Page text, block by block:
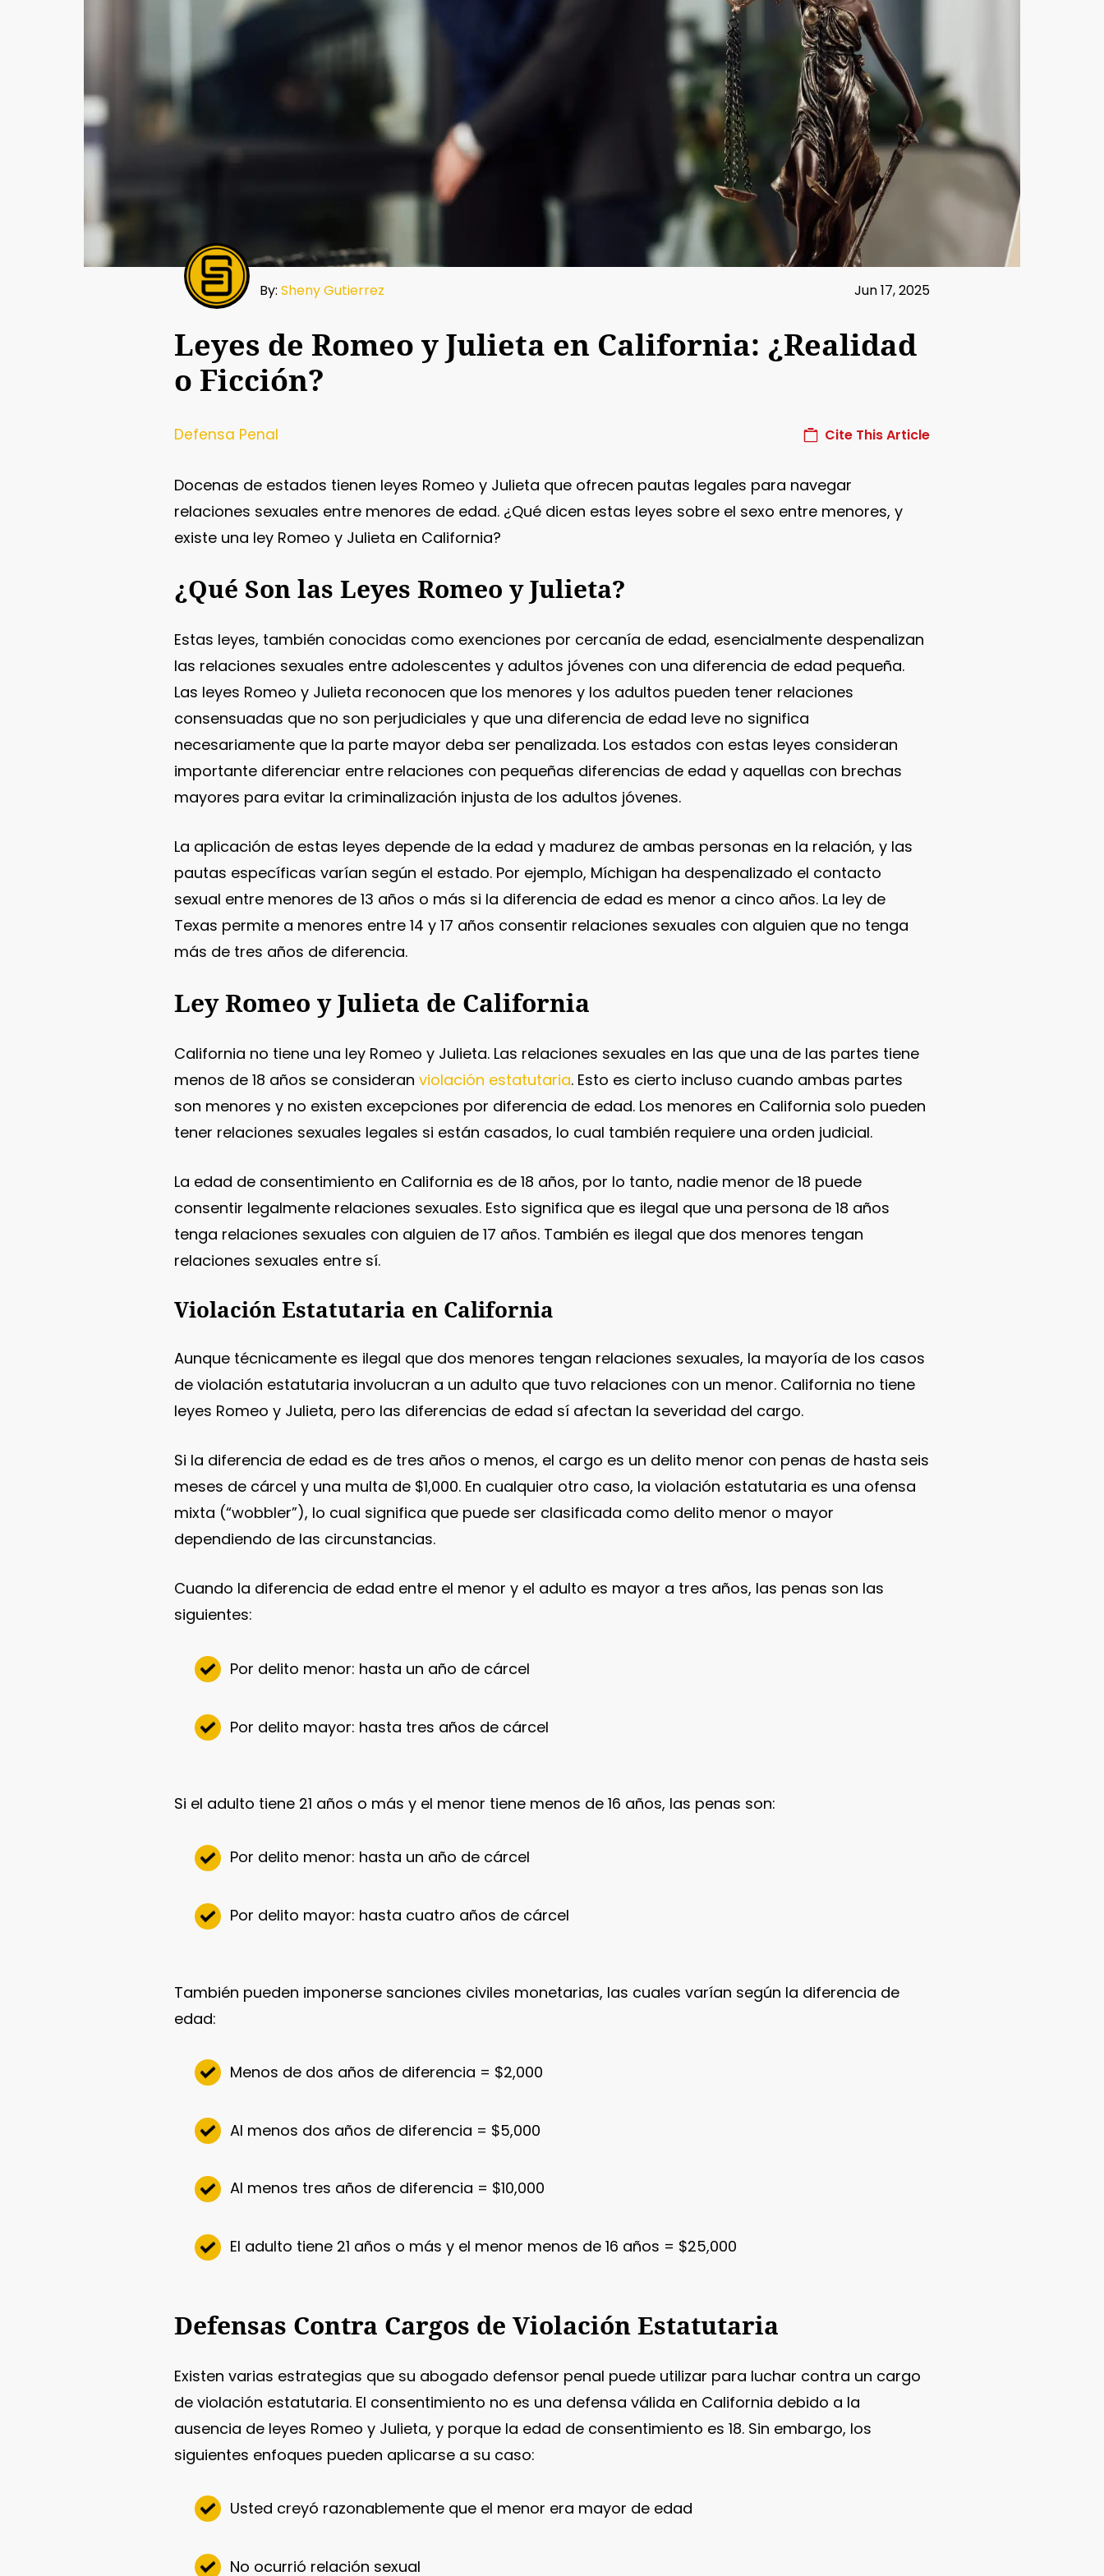
By: Sheny Gutierrez Jun 17, 2025
Leyes de Romeo y Julieta en California: ¿Realidad
o Ficción?
Defensa Penal Cite This Article
Docenas de estados tienen leyes Romeo y Julieta que ofrecen pautas legales para navegar
relaciones sexuales entre menores de edad. ¿Qué dicen estas leyes sobre el sexo entre menores, y
existe una ley Romeo y Julieta en California?
¿Qué Son las Leyes Romeo y Julieta?
Estas leyes, también conocidas como exenciones por cercanía de edad, esencialmente despenalizan
las relaciones sexuales entre adolescentes y adultos jóvenes con una diferencia de edad pequeña.
Las leyes Romeo y Julieta reconocen que los menores y los adultos pueden tener relaciones
consensuadas que no son perjudiciales y que una diferencia de edad leve no significa
necesariamente que la parte mayor deba ser penalizada. Los estados con estas leyes consideran
importante diferenciar entre relaciones con pequeñas diferencias de edad y aquellas con brechas
mayores para evitar la criminalización injusta de los adultos jóvenes.
La aplicación de estas leyes depende de la edad y madurez de ambas personas en la relación, y las
pautas específicas varían según el estado. Por ejemplo, Míchigan ha despenalizado el contacto
sexual entre menores de 13 años o más si la diferencia de edad es menor a cinco años. La ley de
Texas permite a menores entre 14 y 17 años consentir relaciones sexuales con alguien que no tenga
más de tres años de diferencia.
Ley Romeo y Julieta de California
California no tiene una ley Romeo y Julieta. Las relaciones sexuales en las que una de las partes tiene
menos de 18 años se consideran violación estatutaria. Esto es cierto incluso cuando ambas partes
son menores y no existen excepciones por diferencia de edad. Los menores en California solo pueden
tener relaciones sexuales legales si están casados, lo cual también requiere una orden judicial.
La edad de consentimiento en California es de 18 años, por lo tanto, nadie menor de 18 puede
consentir legalmente relaciones sexuales. Esto significa que es ilegal que una persona de 18 años
tenga relaciones sexuales con alguien de 17 años. También es ilegal que dos menores tengan
relaciones sexuales entre sí.
Violación Estatutaria en California
Aunque técnicamente es ilegal que dos menores tengan relaciones sexuales, la mayoría de los casos
de violación estatutaria involucran a un adulto que tuvo relaciones con un menor. California no tiene
leyes Romeo y Julieta, pero las diferencias de edad sí afectan la severidad del cargo.
Si la diferencia de edad es de tres años o menos, el cargo es un delito menor con penas de hasta seis
meses de cárcel y una multa de $1,000. En cualquier otro caso, la violación estatutaria es una ofensa
mixta (“wobbler”), lo cual significa que puede ser clasificada como delito menor o mayor
dependiendo de las circunstancias.
Cuando la diferencia de edad entre el menor y el adulto es mayor a tres años, las penas son las
siguientes:
Por delito menor: hasta un año de cárcel
Por delito mayor: hasta tres años de cárcel
Si el adulto tiene 21 años o más y el menor tiene menos de 16 años, las penas son:
Por delito menor: hasta un año de cárcel
Por delito mayor: hasta cuatro años de cárcel
También pueden imponerse sanciones civiles monetarias, las cuales varían según la diferencia de
edad:
Menos de dos años de diferencia = $2,000
Al menos dos años de diferencia = $5,000
Al menos tres años de diferencia = $10,000
El adulto tiene 21 años o más y el menor menos de 16 años = $25,000
Defensas Contra Cargos de Violación Estatutaria
Existen varias estrategias que su abogado defensor penal puede utilizar para luchar contra un cargo
de violación estatutaria. El consentimiento no es una defensa válida en California debido a la
ausencia de leyes Romeo y Julieta, y porque la edad de consentimiento es 18. Sin embargo, los
siguientes enfoques pueden aplicarse a su caso:
Usted creyó razonablemente que el menor era mayor de edad
No ocurrió relación sexual